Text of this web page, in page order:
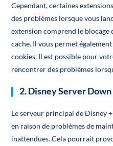
Cependant, certaines
des problèmes lorsque vous
extension comprend le blocage
cache. Il vous permet
cookies. Il est possible pour
rencontrer des problèmes
2. Disney Server Down
Le serveur principal de Disney
en raison de problèmes de
inattendues. Cela pourrait